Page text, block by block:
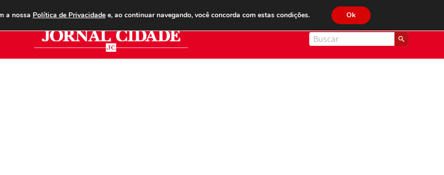
ANUNCIE ASSINE CONTATO PUBLICIDADE LEGAL JC FM 89.1
a nossa Política de Privacidadee, ao continuar navegando, você concorda com estas condições. Ok